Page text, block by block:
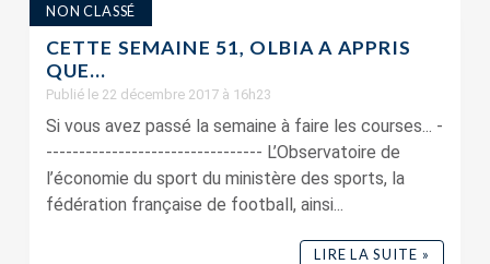
NON CLASSÉ
CETTE SEMAINE 51, OLBIA A APPRIS
QUE…
Publié le 22 décembre 2017 à 16h23
Si vous avez passé la semaine à faire les courses... -
--------------------------------- L’Observatoire de
l’économie du sport du ministère des sports, la
fédération française de football, ainsi...
LIRE LA SUITE »